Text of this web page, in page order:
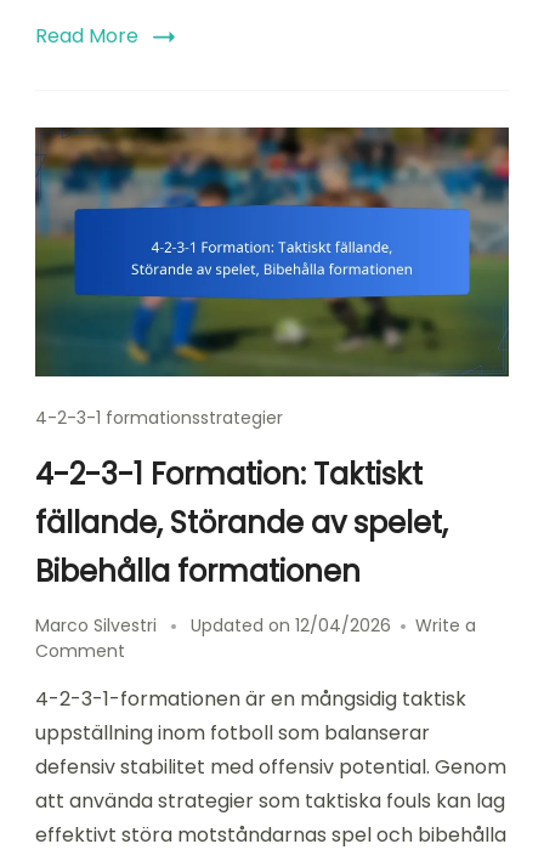
Read More
4-2-3-1 formationsstrategier
4-2-3-1 Formation: Taktiskt
fällande, Störande av spelet,
Bibehålla formationen
Marco Silvestri Updated on 12/04/2026
Write a
Comment
2-
3-
Formation:
Taktiskt
fällande,
4-2-3-1-formationen är en mångsidig taktisk
uppställning inom fotboll som balanserar
defensiv stabilitet med offensiv potential. Genom
att använda strategier som taktiska fouls kan lag
effektivt störa motståndarnas spel och bibehålla